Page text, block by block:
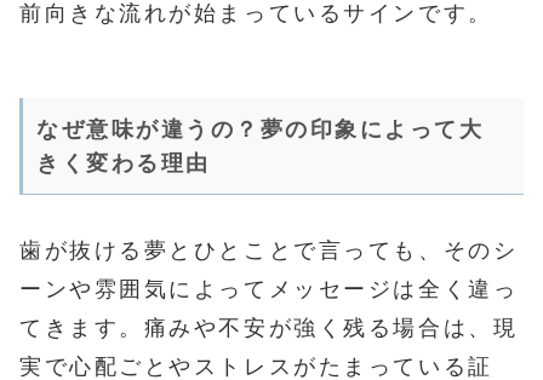
前向きな流れが始まっているサインです。
なぜ意味が違うの？夢の印象によって大
きく変わる理由
歯が抜ける夢とひとことで言っても、そのシ
ーンや雰囲気によってメッセージは全く違っ
てきます。痛みや不安が強く残る場合は、現
実で心配ごとやストレスがたまっている証